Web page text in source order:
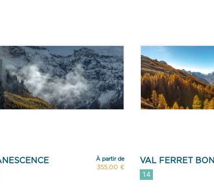
À partir de
355,00 €
VAL FERRET
14